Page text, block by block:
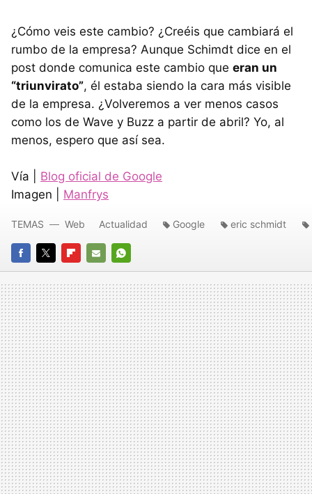
¿Cómo veis este cambio? ¿Creéis que cambiará el
rumbo de la empresa? Aunque Schimdt dice en el
post donde comunica este cambio que eran un
“triunvirato”, él estaba siendo la cara más visible
de la empresa. ¿Volveremos a ver menos casos
como los de Wave y Buzz a partir de abril? Yo, al
menos, espero que así sea.
Vía | Blog oficial de Google
Imagen | Manfrys
FACEBOOK
TWITTERFLIPBOARD
E-
MAIL
WHATSAPP
TEMAS Web Actualidad Google eric schmidt